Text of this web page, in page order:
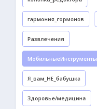
гармония_гормонов
Развлечения
МобильныеИнструменты
Я_вам_НЕ_бабушка
Здоровье/медицина